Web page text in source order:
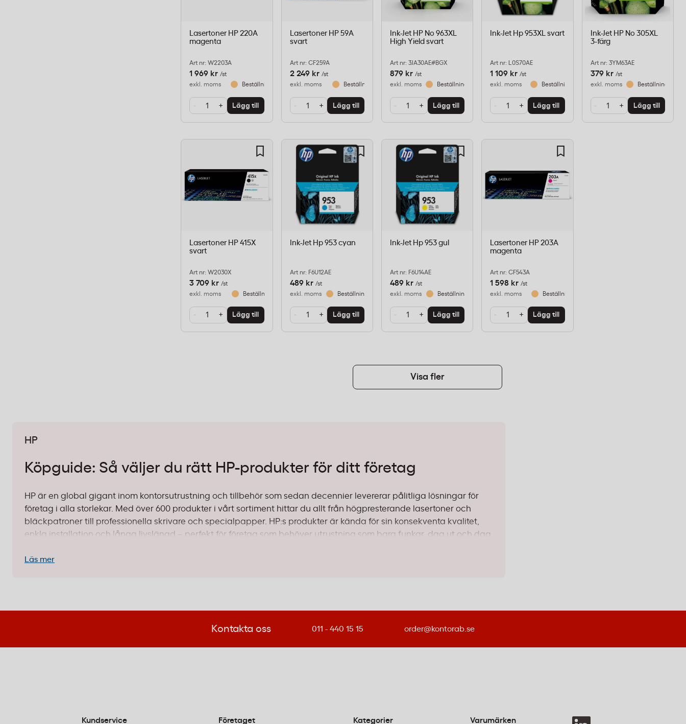
Lasertoner HP 220A
magenta
Art nr: W2203A
1 969 kr /st
exkl. moms
Beställningsvara
- + Lägg till
Lasertoner HP 59A
svart
Art nr: CF259A
2 249 kr /st
exkl. moms
Beställningsvara
- + Lägg till
Ink-Jet HP No 963XL
High Yield svart
Art nr: 3JA30AE#BGX
879 kr /st
exkl. moms
Beställningsvara
- + Lägg till
Ink-Jet Hp 953XL svart
Art nr: L0S70AE
1 109 kr /st
exkl. moms
Beställningsvara
- + Lägg till
Ink-Jet HP No 305XL
3-färg
Art nr: 3YM63AE
379 kr /st
exkl. moms
Beställningsvara
- + Lägg till
Lasertoner HP 415X
svart
Art nr: W2030X
3 709 kr /st
exkl. moms
Beställningsvara
- + Lägg till
Ink-Jet Hp 953 cyan
Art nr: F6U12AE
489 kr /st
exkl. moms
Beställningsvara
- + Lägg till
Ink-Jet Hp 953 gul
Art nr: F6U14AE
489 kr /st
exkl. moms
Beställningsvara
- + Lägg till
Lasertoner HP 203A
magenta
Art nr: CF543A
1 598 kr /st
exkl. moms
Beställningsvara
- + Lägg till
Visa fler
HP
Köpguide: Så väljer du rätt HP-produkter för ditt företag
HP är en global gigant inom kontorsutrustning och tillbehör som sedan decennier levererar pålitliga lösningar för
företag i alla storlekar. Med över 600 produkter i vårt sortiment hittar du allt från högpresterande lasertoner och
bläckpatroner till professionella skrivare och specialpapper. HP:s produkter är kända för sin konsekventa kvalitet,
enkla installation och långa livslängd – perfekt för företag som behöver utrustning som bara funkar, dag ut och dag
online på kontorab.se eller besöka någon av våra 25 fysiska butiker runt om i Sverige för personlig rådgivning.
1. Välj rätt tonerkassett för din skrivare
Läs mer
Kontakta oss 011 - 440 15 15 order@kontorab.se
Kundservice Företaget Kategorier Varumärken